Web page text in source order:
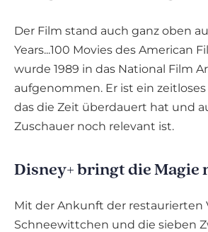
Der Film stand auch ganz oben
Years...100 Movies des American
wurde 1989 in das National Film
aufgenommen. Er ist ein
das die Zeit überdauert hat und
Zuschauer noch relevant ist.
Disney+ bringt die Magie
Mit der Ankunft der restaurierten
Schneewittchen und die sieben